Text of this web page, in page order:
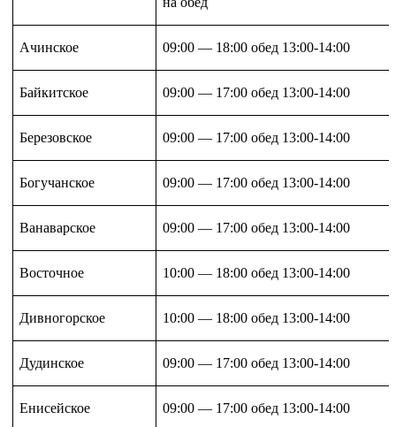
Ачинское 09:00 — 18:00 обед 13:00-14:00
Байкитское 09:00 — 17:00 обед 13:00-14:00
Березовское 09:00 — 17:00 обед 13:00-14:00
Богучанское 09:00 — 17:00 обед 13:00-14:00
Ванаварское 09:00 — 17:00 обед 13:00-14:00
Восточное 10:00 — 18:00 обед 13:00-14:00
Дивногорское 10:00 — 18:00 обед 13:00-14:00
Дудинское 09:00 — 17:00 обед 13:00-14:00
Енисейское 09:00 — 17:00 обед 13:00-14:00